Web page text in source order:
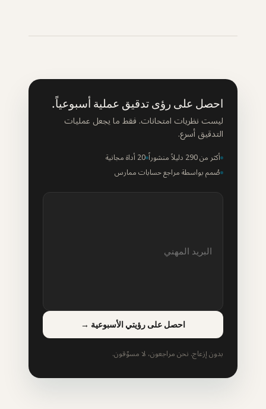
احصل على رؤى تدقيق عملية أسبوعياً.
ليست نظريات امتحانات. فقط ما يجعل عمليات
التدقيق أسرع.
أكثر من 290 دليلاً منشوراً
20 أداة مجانية
صُمم بواسطة مراجع حسابات ممارس
احصل على رؤيتي الأسبوعية →
بدون إزعاج. نحن مراجعون، لا مسوّقون.